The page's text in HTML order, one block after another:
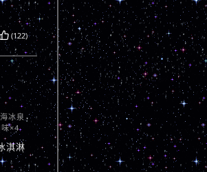
(122)
冰泉
×4
淇淋